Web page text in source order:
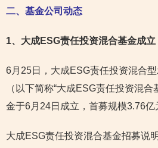
二、基金公司动态
1、大成ESG责任投资混合基金成
6月25日，大成ESG责任投资混合
（以下简称“大成ESG责任投资混
金于6月24日成立，首募规模3.76亿
大成ESG责任投资混合基金招募说